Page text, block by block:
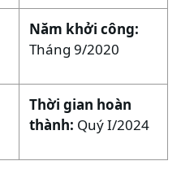
Năm khởi công:
Tháng 9/2020
Thời gian hoàn
thành: Quý I/2024